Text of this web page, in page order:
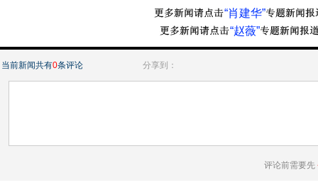
“肖建华”
“赵薇”
当前新闻共有0条评论 分享到：
评论前需要先